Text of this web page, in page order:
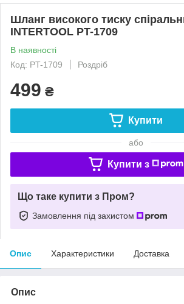
Шланг високого тиску
INTERTOOL PT-1709
В наявності
Код: PT-1709
Роздріб
499 ₴
Купити
або
Купити з
Що таке купити з Пром?
Замовлення під захистом
Опис Характеристики Доставка
Опис